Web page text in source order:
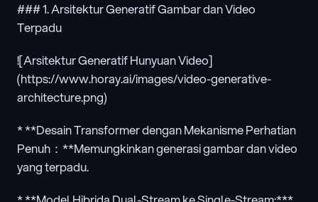
### 1. Arsitektur Generatif Gambar dan Video
Terpadu
![Arsitektur Generatif Hunyuan Video]
(https://www.horay.ai/images/video-generative-
architecture.png)
* **Desain Transformer dengan Mekanisme Perhatian
Penuh：​​**Memungkinkan generasi gambar dan video
yang terpadu.